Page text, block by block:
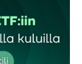
Pakolliset